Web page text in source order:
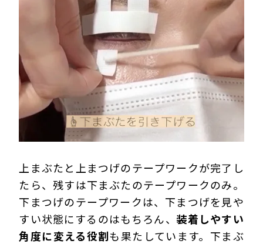
上まぶたと上まつげのテープワークが完了し
たら、残すは下まぶたのテープワークのみ。
下まつげのテープワークは、下まつげを見や
すい状態にするのはもちろん、 装着しやすい
角度に変える役割も果たしています。下まぶ